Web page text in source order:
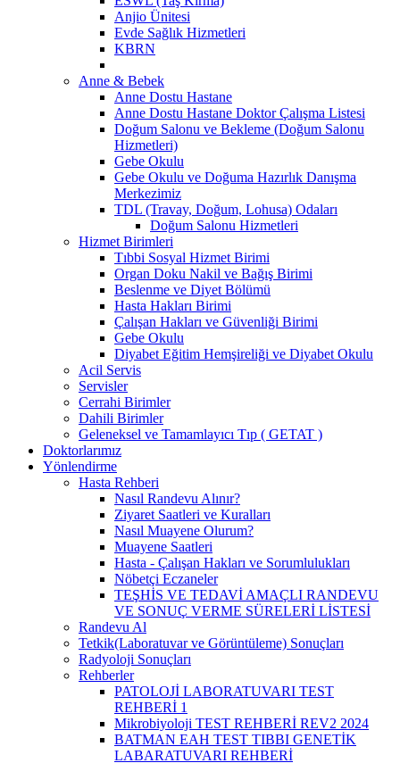
Anjio Ünitesi
Evde Sağlık Hizmetleri
KBRN
Anne & Bebek
Anne Dostu Hastane
Anne Dostu Hastane Doktor Çalışma Listesi
Doğum Salonu ve Bekleme (Doğum Salonu
Hizmetleri)
Gebe Okulu
Gebe Okulu ve Doğuma Hazırlık Danışma
Merkezimiz
TDL (Travay, Doğum, Lohusa) Odaları
Doğum Salonu Hizmetleri
Hizmet Birimleri
Tıbbi Sosyal Hizmet Birimi
Organ Doku Nakil ve Bağış Birimi
Beslenme ve Diyet Bölümü
Hasta Hakları Birimi
Çalışan Hakları ve Güvenliği Birimi
Gebe Okulu
Diyabet Eğitim Hemşireliği ve Diyabet Okulu
Acil Servis
Servisler
Cerrahi Birimler
Dahili Birimler
Geleneksel ve Tamamlayıcı Tıp ( GETAT )
Doktorlarımız
Yönlendirme
Hasta Rehberi
Nasıl Randevu Alınır?
Ziyaret Saatleri ve Kuralları
Nasıl Muayene Olurum?
Muayene Saatleri
Hasta - Çalışan Hakları ve Sorumlulukları
Nöbetçi Eczaneler
TEŞHİS VE TEDAVİ AMAÇLI RANDEVU
VE SONUÇ VERME SÜRELERİ LİSTESİ
Randevu Al
Tetkik(Laboratuvar ve Görüntüleme) Sonuçları
Radyoloji Sonuçları
Rehberler
PATOLOJİ LABORATUVARI TEST
REHBERİ 1
Mikrobiyoloji TEST REHBERİ REV2 2024
BATMAN EAH TEST TIBBI GENETİK
LABARATUVARI REHBERİ